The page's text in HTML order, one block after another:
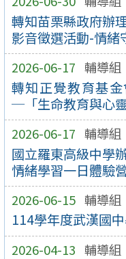
轉知苗栗縣政府辦
影音徵選活動-情緒
2026-06-17 輔導組
轉知正覺教育基
─「生命教育與心
2026-06-17 輔導組
國立羅東高級中學
情緒學習一日體驗營
2026-06-15 輔導組
114學年度武漢國
2026-04-13 輔導組